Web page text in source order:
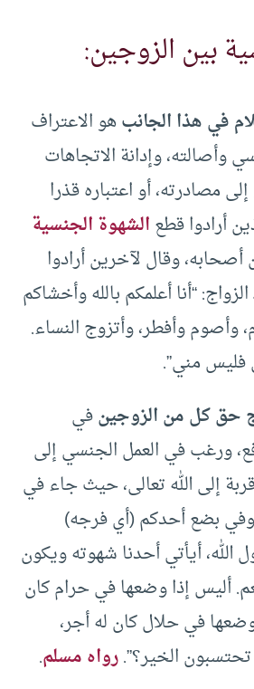
بين الزوجين:
في هذا الجانبهو الاعتراف
وأصالته، وإدانة الاتجاهات
مصادرته، أو اعتباره قذرا
أرادوا قطعالشهوة الجنسية
أصحابه، وقال لآخرين أرادوا
“أنا أعلمكم بالله وأخشاكم
وأصوم وأفطر، وأتزوج النساء.
مني”.
حق كل من الزوجينفي
ورغب في العمل الجنسي إلى
إلى الله تعالى، حيث جاء في
بضع أحدكم (أي فرجه)
الله، أيأتي أحدنا شهوته ويكون
أليس إذا وضعها في حرام كان
في حلال كان له أجر،
الخير؟”.رواه مسلم.